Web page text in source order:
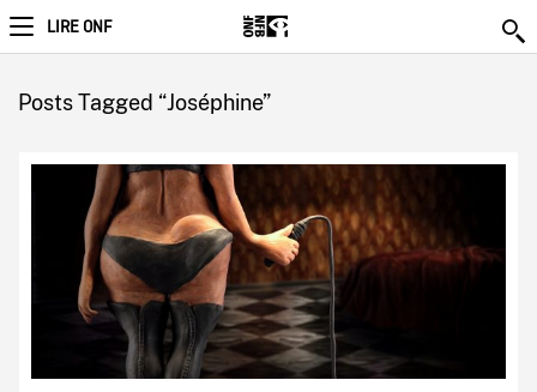
LIRE ONF
Posts Tagged “Joséphine”